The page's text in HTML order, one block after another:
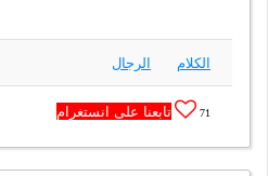
الكلام الرجال
71 تابعنا على انستغرام